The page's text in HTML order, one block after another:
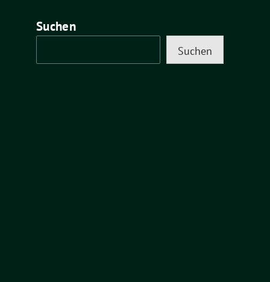
Suchen
Suchen